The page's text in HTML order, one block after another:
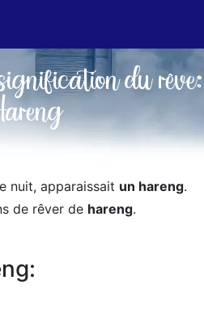
du rêve:
nuit, apparaissait un hareng.
de rêver de hareng.